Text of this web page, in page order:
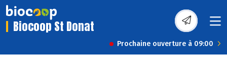
Biocoop St Donat
Prochaine ouverture à 09:00